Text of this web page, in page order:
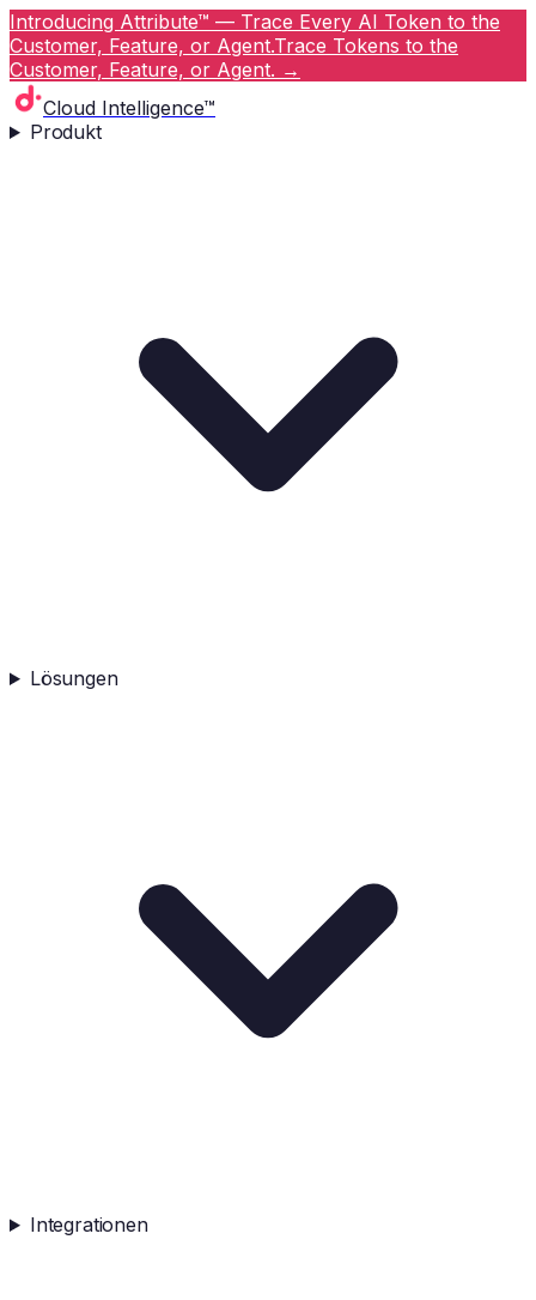
Introducing Attribute™ — Trace Every AI Token to the
Customer, Feature, or Agent.Trace Tokens to the
Customer, Feature, or Agent. →
Cloud Intelligence™
Produkt
Lösungen
Integrationen